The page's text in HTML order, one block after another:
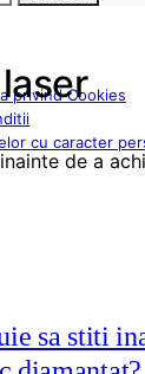
privind Cookies
cu caracter
sa stiti